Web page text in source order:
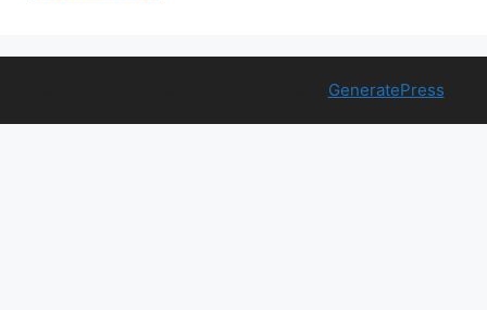
GeneratePress